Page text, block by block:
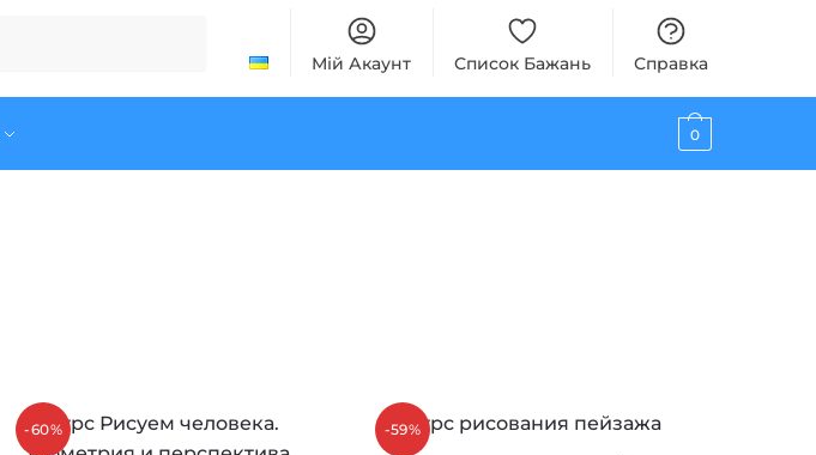
Мій Акаунт Список Бажань Справка
0
-60% -59%